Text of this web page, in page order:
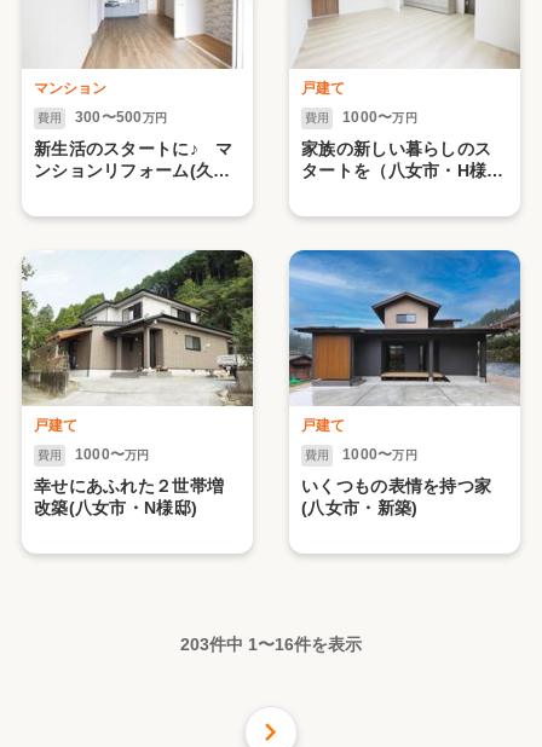
マンション
費用 300〜500万円
新生活のスタートに♪ マ
ンションリフォーム(久留
戸建て
費用 1000〜万円
家族の新しい暮らしのス
タートを（八女市・H様
戸建て
費用 1000〜万円
幸せにあふれた２世帯増
改築(八女市・N様邸)
戸建て
費用 1000〜万円
いくつもの表情を持つ家
(八女市・新築)
203件中 1〜16件を表示